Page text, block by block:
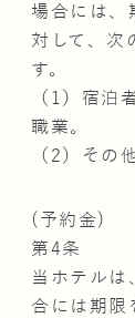
場合には、
対して、次
す。
（1）宿泊
職業。
（2）その
(予約金)
第4条
当ホテル
合には期限